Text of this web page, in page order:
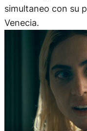
simultaneo con su
Venecia.